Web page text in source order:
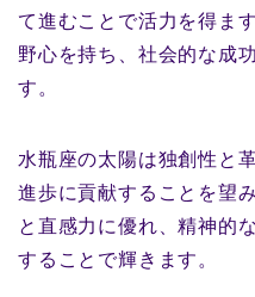
て進むことで活力を得ま
野心を持ち、社会的な成
す。
水瓶座の太陽は独創性と
進歩に貢献することを望
と直感力に優れ、精神的
することで輝きます。